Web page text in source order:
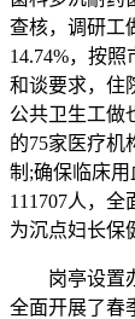
查核，调研工
14.74%，按
和谈要求，住
公共卫生工做
的75家医疗机
制;确保临床
111707人，
为沉点妇长保
岗亭设置办
全面开展了春